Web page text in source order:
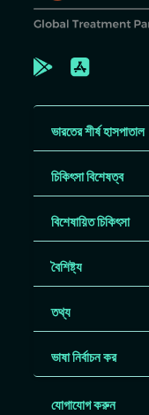
ভারতের শীর্ষ হাসপাতাল
চিকিৎসা বিশেষত্ব
বিশেষায়িত চিকিৎসা
বৈশিষ্ট্য
তথ্য
ভাষা নির্বাচন কর
যোগাযোগ করুন